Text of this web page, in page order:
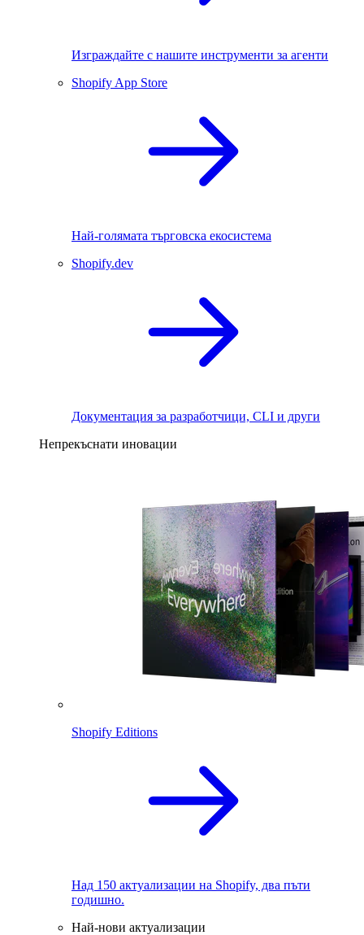
Изграждайте с нашите инструменти за агенти
Shopify App Store
Най-голямата търговска екосистема
Shopify.dev
Документация за разработчици, CLI и други
Непрекъснати иновации
Shopify Editions
Над 150 актуализации на Shopify, два пъти
годишно.
Най-нови актуализации